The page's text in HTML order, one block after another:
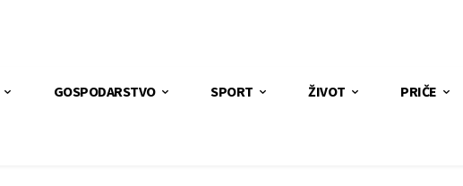
GOSPODARSTVO SPORT ŽIVOT PRIČE